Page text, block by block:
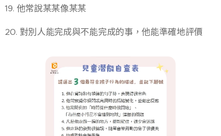
19. 他常說某某像某某
20. 對別人能完成與不能完成的事，他能準確地評價